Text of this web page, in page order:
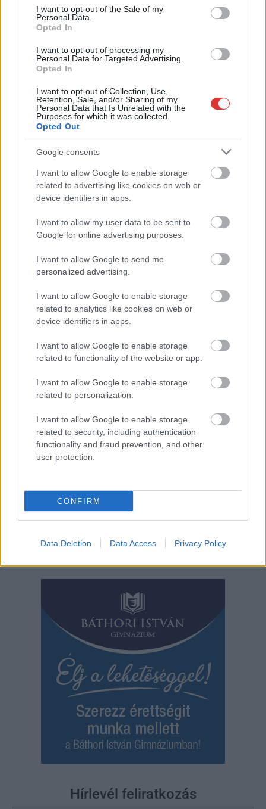
consent section.
I want to opt-out of the Sale of my
Personal Data.
Opted In
I want to opt-out of processing my
Personal Data for Targeted Advertising.
Opted In
I want to opt-out of Collection, Use,
Retention, Sale, and/or Sharing of my
Personal Data that Is Unrelated with the
Purposes for which it was collected.
Opted Out
Google consents
I want to allow Google to enable storage
related to advertising like cookies on web or
device identifiers in apps.
I want to allow my user data to be sent to
Google for online advertising purposes.
I want to allow Google to send me
personalized advertising.
I want to allow Google to enable storage
related to analytics like cookies on web or
device identifiers in apps.
I want to allow Google to enable storage
related to functionality of the website or app.
I want to allow Google to enable storage
related to personalization.
I want to allow Google to enable storage
related to security, including authentication
functionality and fraud prevention, and other
user protection.
CONFIRM
Data Deletion Data Access Privacy Policy
időszakban Jász-
megye úthálózatát, az
év első hat hetében a
kétszer annyi úthibát
rögzítettek. A Magyar Közút Nonprofit Zrt. szakemberei
dolgoznak a javításokon és a tervek szerint idén összesen 34
kilométernyi útszakasz kap teljes körű új burkolatot a
térségben.
TOVÁBB OLVASOM
JNSZ megyei hírek burkolat,forgalomkorlátozás
rendőrlámpa ügyében, de nemigen siette el
Többen felhívták a
figyelmet arra, hogy a
kereszteződésben
(nem) irányító berényi
karácsony óta nem
helyszínen a Magyar Közút az illetékes. Hirtelen lett gyors
megoldás.
TOVÁBB OLVASOM
javítás,képviselő
rendőrlámpa,tönkrement
Bejegyzés
navigáció
Régebbi bejegyzések
Hírlevél feliratkozás